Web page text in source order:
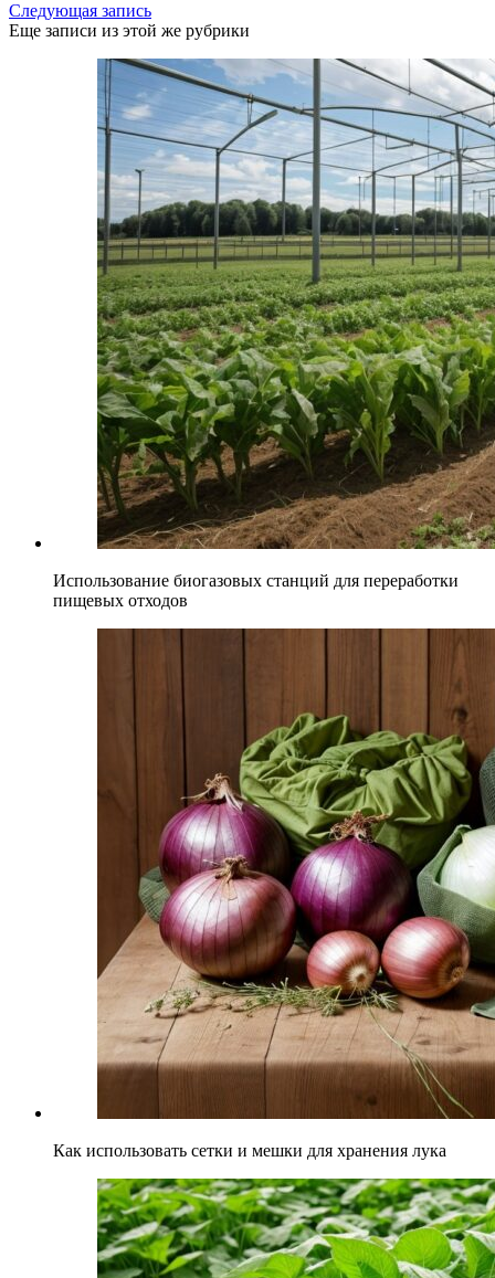
Следующая запись
Еще записи из этой же рубрики
Использование биогазовых станций для переработки
пищевых отходов
Как использовать сетки и мешки для хранения лука